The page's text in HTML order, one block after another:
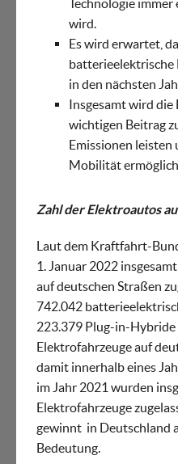
Technologie
wird.
Es wird erwartet,
batterieelektrische
in den nächsten
Insgesamt wird
wichtigen Beitrag
Emissionen leisten
Mobilität
Zahl der Elektroautos
Laut dem Kraftfahrt-
1. Januar 2022
auf deutschen Straßen
742.042
223.379 Plug-in-Hybride
Elektrofahrzeuge auf
damit innerhalb eines
im Jahr 2021 wurden
Elektrofahrzeuge
gewinnt in Deutschland
Bedeutung.